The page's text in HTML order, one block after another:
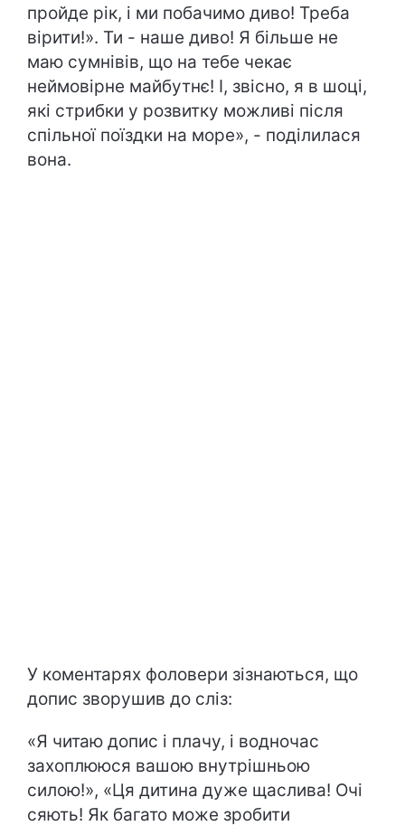
пройде рік, і ми побачимо диво! Треба
вірити!». Ти - наше диво! Я більше не
маю сумнівів, що на тебе чекає
неймовірне майбутнє! І, звісно, я в шоці,
які стрибки у розвитку можливі після
спільної поїздки на море», - поділилася
вона.
У коментарях фоловери зізнаються, що
допис зворушив до сліз:
«Я читаю допис і плачу, і водночас
захоплююся вашою внутрішньою
силою!», «Ця дитина дуже щаслива! Очі
сяють! Як багато може зробити